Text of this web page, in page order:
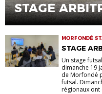
STAGE
MORFONDÉ
STAGE
Un stage
dimanche 19
de Morfondé
futsal.
régionaux ont